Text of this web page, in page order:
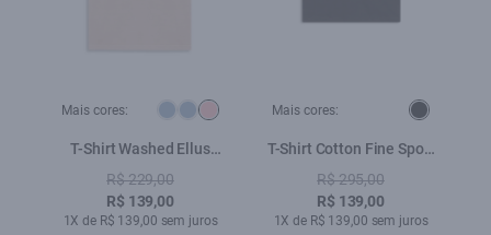
Mais cores:
T-Shirt Washed Ellus
Gothic Blush
R$ 229,00
R$ 139,00
1X de R$ 139,00 sem juros
Mais cores:
T-Shirt Cotton Fine Sport
Dlx Preto
R$ 295,00
R$ 139,00
1X de R$ 139,00 sem juros